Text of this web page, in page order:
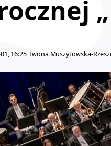
16:25 Iwona Muszytowska-